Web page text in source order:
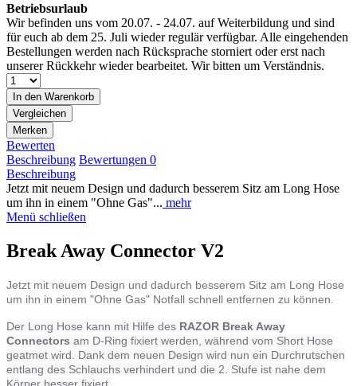
Betriebsurlaub
Wir befinden uns vom 20.07. - 24.07. auf Weiterbildung und sind
für euch ab dem 25. Juli wieder regulär verfügbar. Alle eingehenden
Bestellungen werden nach Rücksprache storniert oder erst nach
unserer Rückkehr wieder bearbeitet. Wir bitten um Verständnis.
In den Warenkorb
Vergleichen
Merken
Bewerten
Beschreibung Bewertungen 0
Beschreibung
Jetzt mit neuem Design und dadurch besserem Sitz am Long Hose
um ihn in einem "Ohne Gas"... mehr
Menü schließen
Break Away Connector V2
Jetzt mit neuem Design und dadurch besserem Sitz am Long Hose
um ihn in einem "Ohne Gas" Notfall schnell entfernen zu können.
Der Long Hose kann mit Hilfe des RAZOR Break Away
Connectors am D-Ring fixiert werden, während vom Short Hose
geatmet wird. Dank dem neuen Design wird nun ein Durchrutschen
entlang des Schlauchs verhindert und die 2. Stufe ist nahe dem
Körper besser fixiert.